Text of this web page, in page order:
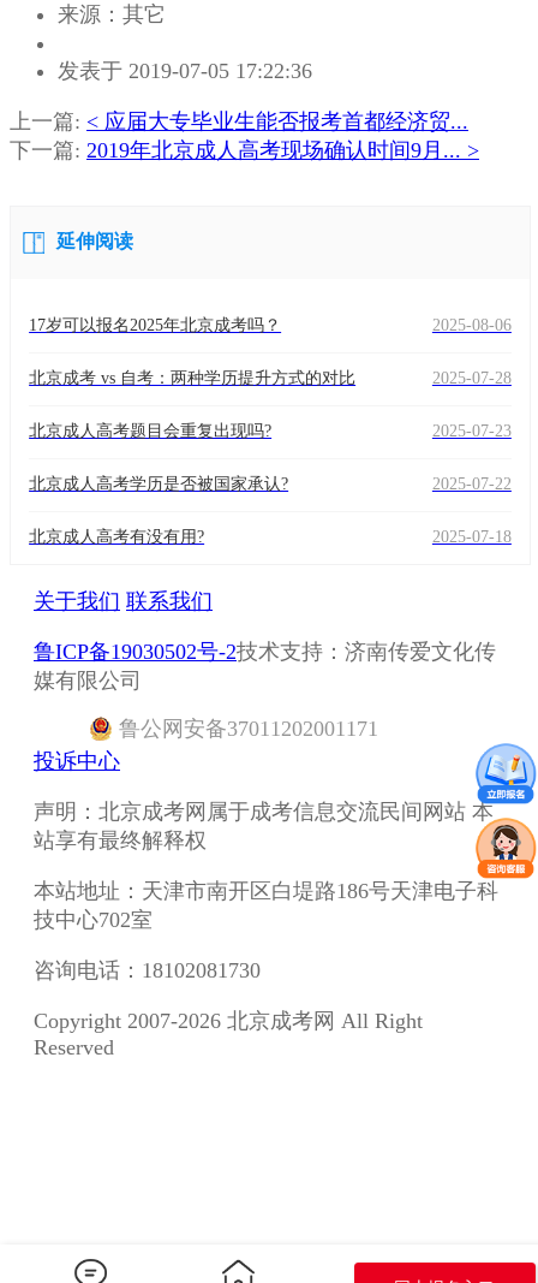
来源：其它
者：
老
师
发表于 2019-07-05 17:22:36
上一篇: < 应届大专毕业生能否报考首都经济贸...
下一篇: 2019年北京成人高考现场确认时间9月... >
延伸阅读
17岁可以报名2025年北京成考吗？ 2025-08-06
北京成考 vs 自考：两种学历提升方式的对比 2025-07-28
北京成人高考题目会重复出现吗? 2025-07-23
北京成人高考学历是否被国家承认? 2025-07-22
北京成人高考有没有用? 2025-07-18
关于我们 联系我们
鲁ICP备19030502号-2技术支持：济南传爱文化传
媒有限公司
鲁公网安备37011202001171
投诉中心
声明：北京成考网属于成考信息交流民间网站 本
站享有最终解释权
本站地址：天津市南开区白堤路186号天津电子科
技中心702室
咨询电话：18102081730
Copyright 2007-2026 北京成考网 All Right
Reserved